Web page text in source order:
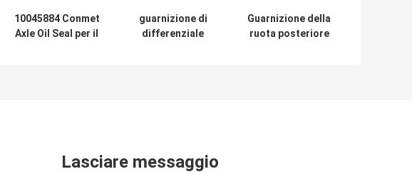
10045884 Conmet
Axle Oil Seal per il
guarnizione di
differenziale
Guarnizione della
ruota posteriore
Lasciare messaggio